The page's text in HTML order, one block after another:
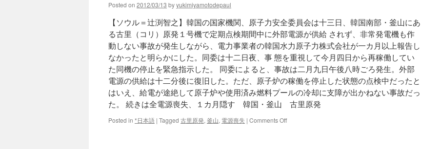
１
号
機
を
再
稼
働
へ…
電
力
Posted on 2012/03/13 byyukimiyamotodepaul
【ソウル＝辻渕智之】韓国の国家機関、原子力安全委員会は十三日、韓国南部・釜山にあ
る古里（コリ）原発１号機で定期点検期間中に外部電源が供給 されず、非常発電機も作
動しない事故が発生しながら、電力事業者の韓国水力原子力株式会社が一カ月以上報告し
なかったと明らかにした。同委は十二日夜、事 態を重視して今月四日から再稼働してい
た同機の停止を緊急指示した。 同委によると、事故は二月九日午後八時ごろ発生。外部
電源の供給は十二分後に復旧した。ただ、原子炉の稼働を停止した状態の点検中だったと
はいえ、給電が途絶して原子炉や使用済み燃料プールの冷却に支障が出かねない事故だっ
た。 続きは全電源喪失、１カ月隠す 韓国・釜山 古里原発
Posted in *日本語 | Tagged 古里原発, 釜山, 電源喪失 | Comments Offon